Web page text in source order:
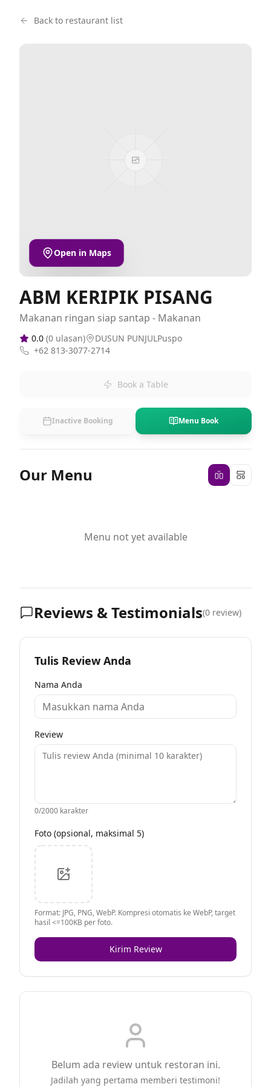
Back to restaurant list
Open in Maps
ABM KERIPIK PISANG
Makanan ringan siap santap - Makanan
0.0 (0 ulasan)
DUSUN PUNJULPuspo
+62 813-3077-2714
Book a Table
Inactive Booking Menu Book
Our Menu
Menu not yet available
Reviews & Testimonials(0 review)
Tulis Review Anda
Nama Anda
Review
0/2000 karakter
Foto (opsional, maksimal 5)
Format: JPG, PNG, WebP. Kompresi otomatis ke WebP, target
hasil <=100KB per foto.
Kirim Review
Belum ada review untuk restoran ini.
Jadilah yang pertama memberi testimoni!